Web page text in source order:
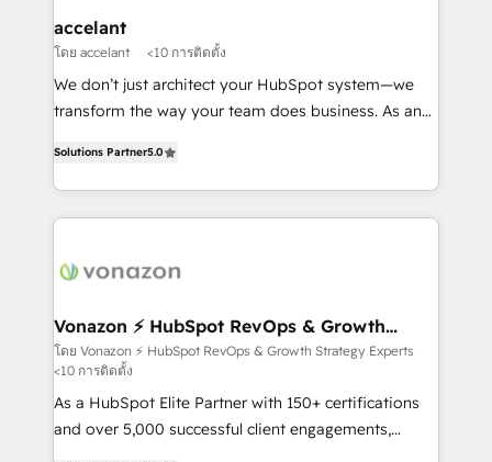
One company, one operating model, delivering
across offices and consulting teams in the UK, USA,
Canada, Germany, France, Belgium, Singapore, and
South Africa. Certified compliant with ISO/IEC
international offices and 175+ employees.
accelant
โดย accelant <10 การติดตั้ง
We don’t just architect your HubSpot system—we
transform the way your team does business. As an
creating tailored, end-to-end CRM solutions that
accelerate growth, improve operational efficiency,
and ensure faster time to value on HubSpot. What
day one, our team takes the time to deeply
strategies that deliver impactful results. Our mission
is to empower you to unlock HubSpot’s full potential
—faster. Through expert training, unmatched
responsiveness, and ongoing support, we equip
your team to adopt new systems with confidence
Solutions Partner5.0
Vonazon ⚡ HubSpot RevOps & Growth
Strategy Experts
โดย Vonazon ⚡ HubSpot RevOps & Growth Strategy Experts
<10 การติดตั้ง
As a HubSpot Elite Partner with 150+ certifications
and over 5,000 successful client engagements,